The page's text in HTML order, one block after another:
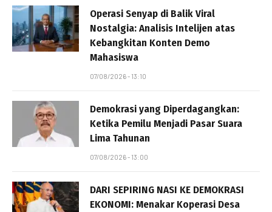
Operasi Senyap di Balik Viral
Nostalgia: Analisis Intelijen atas
Kebangkitan Konten Demo
Mahasiswa
07/08/2026 - 13:10
Demokrasi yang Diperdagangkan:
Ketika Pemilu Menjadi Pasar Suara
Lima Tahunan
07/08/2026 - 13:00
DARI SEPIRING NASI KE DEMOKRASI
EKONOMI: Menakar Koperasi Desa